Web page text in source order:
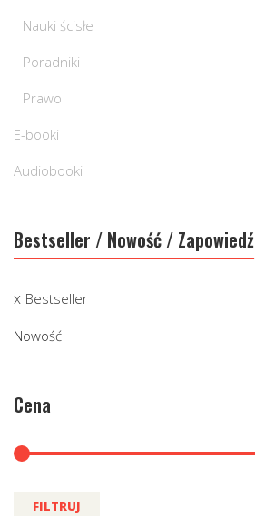
Nauki ścisłe
Poradniki
Prawo
E-booki
Audiobooki
Bestseller / Nowość / Zapowiedź
Bestseller
Nowość
Cena
FILTRUJ